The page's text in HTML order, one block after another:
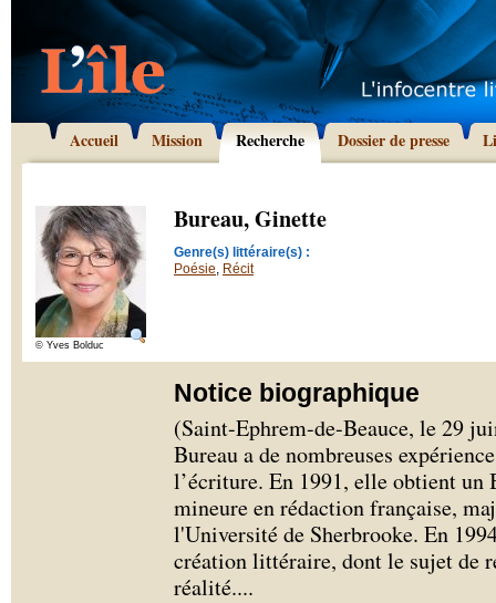
Accueil Mission Recherche Dossier de presse
© Yves Bolduc
Bureau, Ginette
Genre(s) littéraire(s) :
Poésie, Récit
Notice biographique
(Saint-Ephrem-de-Beauce, le 29
Bureau a de nombreuses
l’écriture. En 1991, elle obtient un
mineure en rédaction française,
l'Université de Sherbrooke. En
création littéraire, dont le sujet de
réalité....